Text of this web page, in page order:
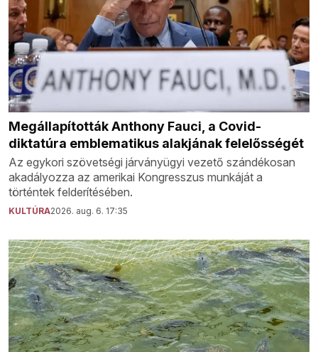
Megállapították Anthony Fauci, a Covid-
diktatúra emblematikus alakjának felelősségét
Az egykori szövetségi járványügyi vezető szándékosan
akadályozza az amerikai Kongresszus munkáját a
történtek felderítésében.
KULTÚRA2026. aug. 6. 17:35